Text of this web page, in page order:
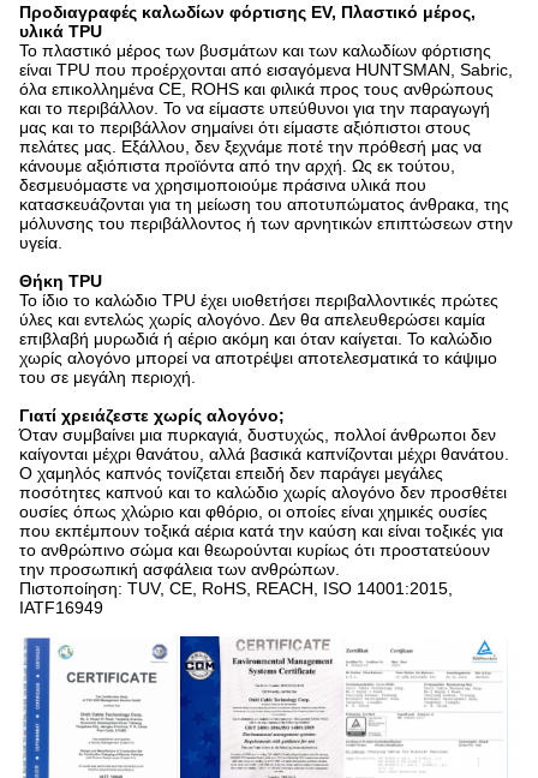
Προδιαγραφές καλωδίων φόρτισης EV, Πλαστικό μέρος,
υλικά TPU
Το πλαστικό μέρος των βυσμάτων και των καλωδίων φόρτισης
είναι TPU που προέρχονται από εισαγόμενα HUNTSMAN, Sabric,
όλα επικολλημένα CE, ROHS και φιλικά προς τους ανθρώπους
και το περιβάλλον. Το να είμαστε υπεύθυνοι για την παραγωγή
μας και το περιβάλλον σημαίνει ότι είμαστε αξιόπιστοι στους
πελάτες μας. Εξάλλου, δεν ξεχνάμε ποτέ την πρόθεσή μας να
κάνουμε αξιόπιστα προϊόντα από την αρχή. Ως εκ τούτου,
δεσμευόμαστε να χρησιμοποιούμε πράσινα υλικά που
κατασκευάζονται για τη μείωση του αποτυπώματος άνθρακα, της
μόλυνσης του περιβάλλοντος ή των αρνητικών επιπτώσεων στην
υγεία.
Θήκη TPU
Το ίδιο το καλώδιο TPU έχει υιοθετήσει περιβαλλοντικές πρώτες
ύλες και εντελώς χωρίς αλογόνο. Δεν θα απελευθερώσει καμία
επιβλαβή μυρωδιά ή αέριο ακόμη και όταν καίγεται. Το καλώδιο
χωρίς αλογόνο μπορεί να αποτρέψει αποτελεσματικά το κάψιμο
του σε μεγάλη περιοχή.
Γιατί χρειάζεστε χωρίς αλογόνο;
Όταν συμβαίνει μια πυρκαγιά, δυστυχώς, πολλοί άνθρωποι δεν
καίγονται μέχρι θανάτου, αλλά βασικά καπνίζονται μέχρι θανάτου.
Ο χαμηλός καπνός τονίζεται επειδή δεν παράγει μεγάλες
ποσότητες καπνού και το καλώδιο χωρίς αλογόνο δεν προσθέτει
ουσίες όπως χλώριο και φθόριο, οι οποίες είναι χημικές ουσίες
που εκπέμπουν τοξικά αέρια κατά την καύση και είναι τοξικές για
το ανθρώπινο σώμα και θεωρούνται κυρίως ότι προστατεύουν
την προσωπική ασφάλεια των ανθρώπων.
Πιστοποίηση: TUV, CE, RoHS, REACH, ISO 14001:2015,
IATF16949